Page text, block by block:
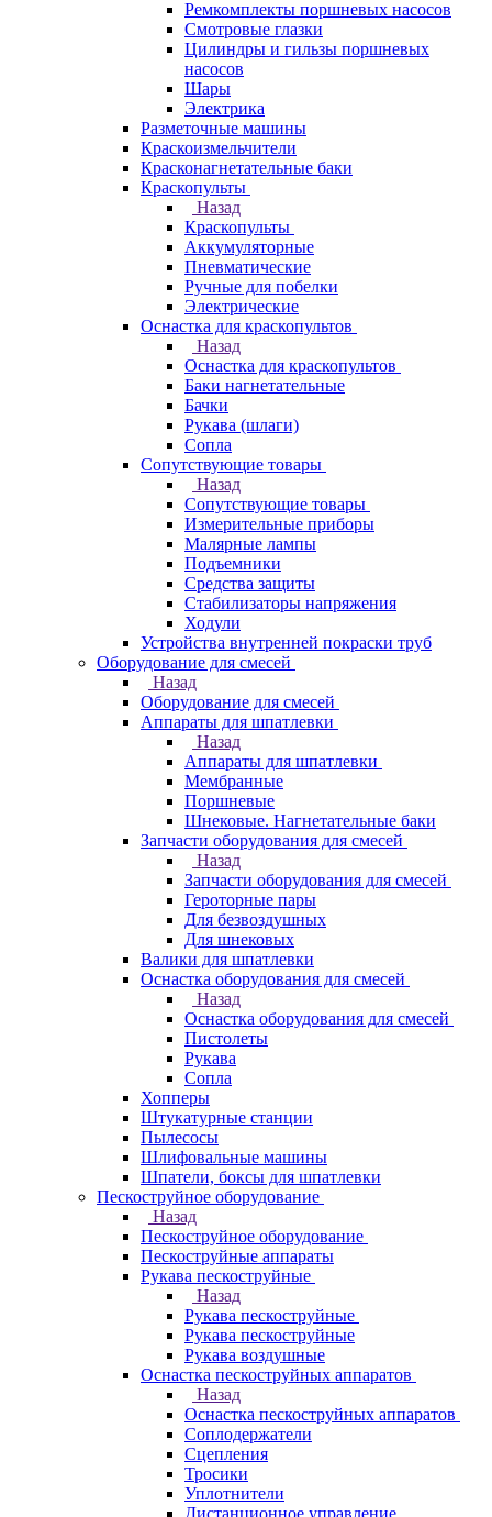
Ремкомплекты поршневых насосов
Смотровые глазки
Цилиндры и гильзы поршневых
насосов
Шары
Электрика
Разметочные машины
Краскоизмельчители
Красконагнетательные баки
Краскопульты
Назад
Краскопульты
Аккумуляторные
Пневматические
Ручные для побелки
Электрические
Оснастка для краскопультов
Назад
Оснастка для краскопультов
Баки нагнетательные
Бачки
Рукава (шлаги)
Сопла
Сопутствующие товары
Назад
Сопутствующие товары
Измерительные приборы
Малярные лампы
Подъемники
Средства защиты
Стабилизаторы напряжения
Ходули
Устройства внутренней покраски труб
Оборудование для смесей
Назад
Оборудование для смесей
Аппараты для шпатлевки
Назад
Аппараты для шпатлевки
Мембранные
Поршневые
Шнековые. Нагнетательные баки
Запчасти оборудования для смесей
Назад
Запчасти оборудования для смесей
Героторные пары
Для безвоздушных
Для шнековых
Валики для шпатлевки
Оснастка оборудования для смесей
Назад
Оснастка оборудования для смесей
Пистолеты
Рукава
Сопла
Хопперы
Штукатурные станции
Пылесосы
Шлифовальные машины
Шпатели, боксы для шпатлевки
Пескоструйное оборудование
Назад
Пескоструйное оборудование
Пескоструйные аппараты
Рукава пескоструйные
Назад
Рукава пескоструйные
Рукава пескоструйные
Рукава воздушные
Оснастка пескоструйных аппаратов
Назад
Оснастка пескоструйных аппаратов
Соплодержатели
Сцепления
Тросики
Уплотнители
Дистанционное управление